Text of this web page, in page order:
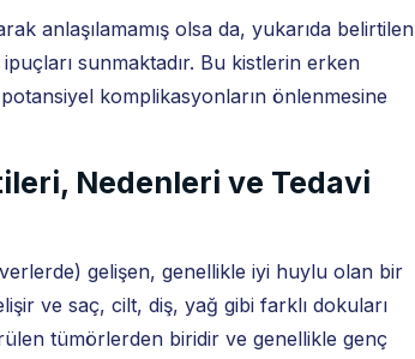
anlaşılamamış olsa da, yukarıda belirtilen
sunmaktadır. Bu kistlerin erken
komplikasyonların önlenmesine
Nedenleri ve Tedavi
gelişen, genellikle iyi huylu olan bir
ve saç, cilt, diş, yağ gibi farklı dokuları
tümörlerden biridir ve genellikle genç